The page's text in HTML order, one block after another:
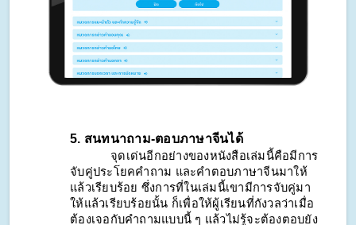
5. สนทนาถาม-ตอบภาษาจีนได้
จุดเด่นอีกอย่างของหนังสือเล่มนี้คือมีการ
จับคู่ประโยคคำถาม และคำตอบภาษาจีนมาให้
แล้วเรียบร้อย ซึ่งการที่ในเล่มนี้เขามีการจับคู่มา
ให้แล้วเรียบร้อยนั้น ก็เพื่อให้ผู้เรียนที่กังวลว่าเมื่อ
ต้องเจอกับคำถามแบบนี้ ๆ แล้วไม่รู้จะต้องตอบยัง